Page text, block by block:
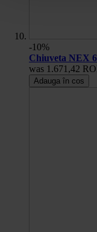
-10%
Chiuveta NEX
was 1.671,42
Adauga în cos